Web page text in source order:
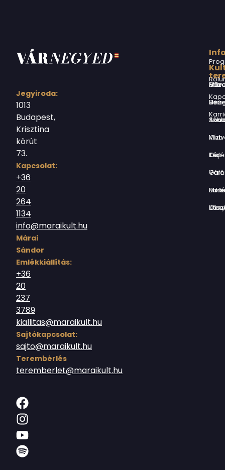
Jegyiroda:
1013
Budapest,
Krisztina
körút
73.
Kapcsolat:
+36
20
264
1134
info@maraikult.hu
Márai
Sándor
Emlékkiállítás:
+36
20
237
3789
kiallitas@maraikult.hu
Sajtókapcsolat:
sajto@maraikult.hu
Terembérlés
teremberlet@maraikult.hu
Márai Sándor Művelődési Ház
Virág Benedek Ház
Jókai Anna
Vízivárosi Klub
Tér-Kép
Várnegyed
Borsos
Országház